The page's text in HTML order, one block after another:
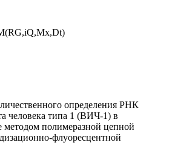
определения РНК
человека типа 1 (ВИЧ-1) в
методом полимеразной цепной
флуоресцентной